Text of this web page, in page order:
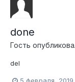
done
Гость
del